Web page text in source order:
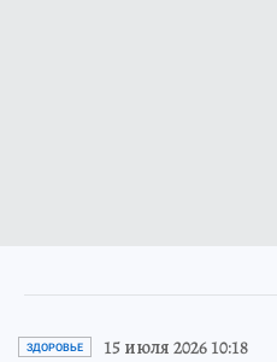
ЗДОРОВЬЕ 15 июля 2026 10:18